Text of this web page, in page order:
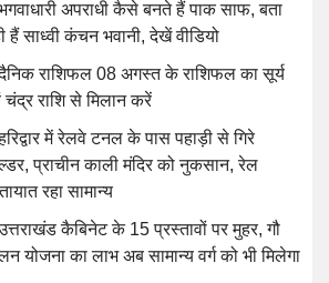
अपराधी कैसे बनते हैं पाक साफ, बता
हैं साध्वी कंचन भवानी, देखें वीडियो
राशिफल 08 अगस्त के राशिफल का सूर्य
चंद्र राशि से मिलान करें
में रेलवे टनल के पास पहाड़ी से गिरे
प्राचीन काली मंदिर को नुकसान, रेल
रहा सामान्य
कैबिनेट के 15 प्रस्तावों पर मुहर, गौ
योजना का लाभ अब सामान्य वर्ग को भी मिलेगा